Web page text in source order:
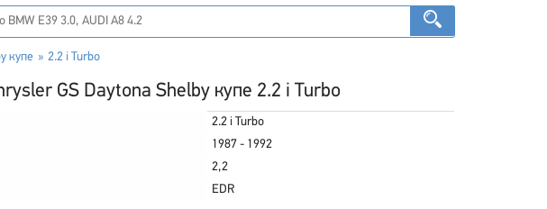
купе 2.2 i Turbo
GS Daytona Shelby купе 2.2 i Turbo
2.2 i Turbo
1987 - 1992
2,2
EDR